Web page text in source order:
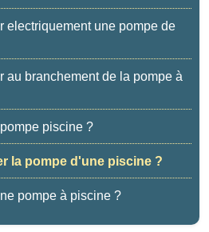
electriquement une pompe de
au branchement de la pompe à
piscine ?
la pompe d'une piscine ?
pompe à piscine ?